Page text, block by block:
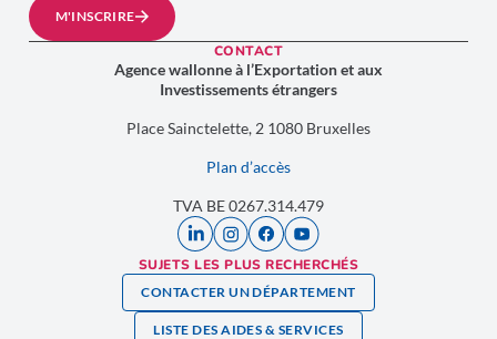
M'INSCRIRE
CONTACT
Agence wallonne à l’Exportation et aux
Investissements étrangers
Place Sainctelette, 2 1080 Bruxelles
Plan d’accès
TVA BE 0267.314.479
SUJETS LES PLUS RECHERCHÉS
CONTACTER UN DÉPARTEMENT
LISTE DES AIDES & SERVICES